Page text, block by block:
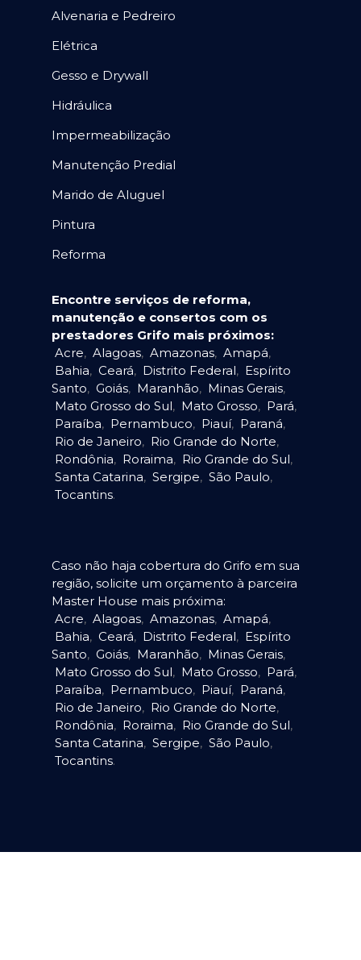
Alvenaria e Pedreiro
Elétrica
Gesso e Drywall
Hidráulica
Impermeabilização
Manutenção Predial
Marido de Aluguel
Pintura
Reforma
Encontre serviços de reforma,
manutenção e consertos com os
prestadores Grifo mais próximos:
Acre, Alagoas, Amazonas, Amapá,
Bahia, Ceará, Distrito Federal, Espírito
Santo, Goiás, Maranhão, Minas Gerais,
Mato Grosso do Sul, Mato Grosso, Pará,
Paraíba, Pernambuco, Piauí, Paraná,
Rio de Janeiro, Rio Grande do Norte,
Rondônia, Roraima, Rio Grande do Sul,
Santa Catarina, Sergipe, São Paulo,
Tocantins.
Caso não haja cobertura do Grifo em sua
região, solicite um orçamento à parceira
Master House mais próxima:
Acre, Alagoas, Amazonas, Amapá,
Bahia, Ceará, Distrito Federal, Espírito
Santo, Goiás, Maranhão, Minas Gerais,
Mato Grosso do Sul, Mato Grosso, Pará,
Paraíba, Pernambuco, Piauí, Paraná,
Rio de Janeiro, Rio Grande do Norte,
Rondônia, Roraima, Rio Grande do Sul,
Santa Catarina, Sergipe, São Paulo,
Tocantins.